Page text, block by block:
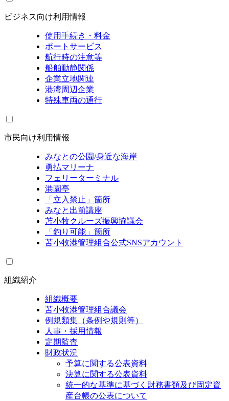
ビジネス向け利用情報
使用手続き・料金
ポートサービス
航行時の注意等
船舶動静関係
企業立地関連
港湾周辺企業
特殊車両の通行
市民向け利用情報
みなとの公園/身近な海岸
勇払マリーナ
フェリーターミナル
港園亭
「立入禁止」箇所
みなと出前講座
苫小牧クルーズ振興協議会
「釣り可能」箇所
苫小牧港管理組合公式SNSアカウント
組織紹介
組織概要
苫小牧港管理組合議会
例規類集（条例や規則等）
人事・採用情報
定期監査
財政状況
予算に関する公表資料
決算に関する公表資料
統一的な基準に基づく財務書類及び固定資
産台帳の公表について